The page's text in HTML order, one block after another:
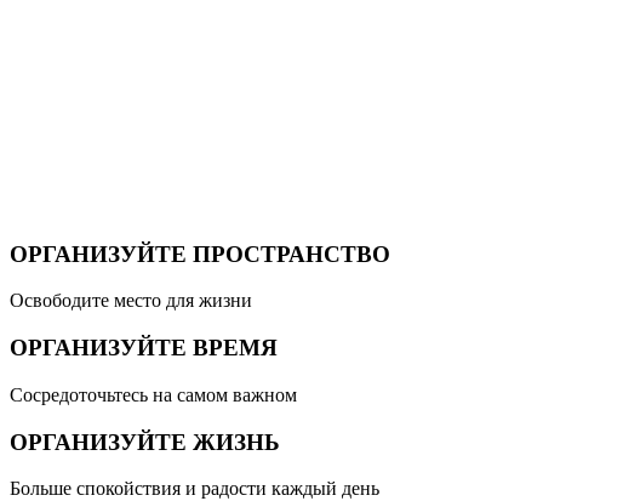
ОРГАНИЗУЙТЕ ПРОСТРАНСТВО
Освободите место для жизни
ОРГАНИЗУЙТЕ ВРЕМЯ
Сосредоточьтесь на самом важном
ОРГАНИЗУЙТЕ ЖИЗНЬ
Больше спокойствия и радости каждый день